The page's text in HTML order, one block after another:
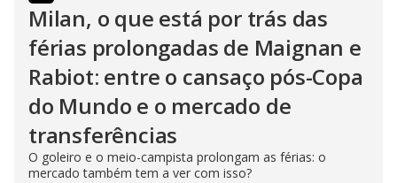
Milan, o que está por trás das
férias prolongadas de Maignan e
Rabiot: entre o cansaço pós-Copa
do Mundo e o mercado de
transferências
O goleiro e o meio-campista prolongam as férias: o
mercado também tem a ver com isso?